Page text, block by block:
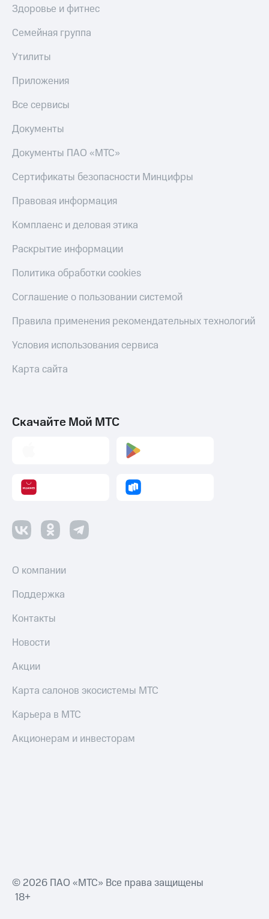
Здоровье и фитнес
Семейная группа
Утилиты
Приложения
Все сервисы
Документы
Документы ПАО «МТС»
Сертификаты безопасности Минцифры
Правовая информация
Комплаенс и деловая этика
Раскрытие информации
Политика обработки cookies
Соглашение о пользовании системой
Правила применения рекомендательных технологий
Условия использования сервиса
Карта сайта
Скачайте Мой МТС
О компании
Поддержка
Контакты
Новости
Акции
Карта салонов экосистемы МТС
Карьера в МТС
Акционерам и инвесторам
© 2026 ПАО «МТС» Все права защищены
18+